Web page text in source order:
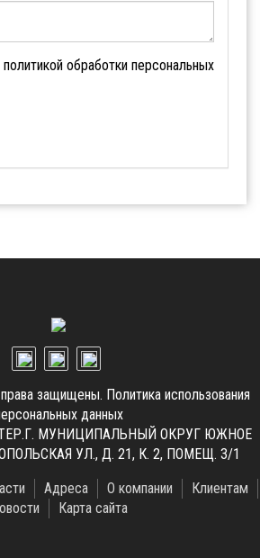
политикой обработки персональных
защищены. Политика использования
данных
МУНИЦИПАЛЬНЫЙ ОКРУГ ЮЖНОЕ
УЛ., Д. 21, К. 2, ПОМЕЩ. 3/1
Адреса О компании
Клиентам
Карта сайта